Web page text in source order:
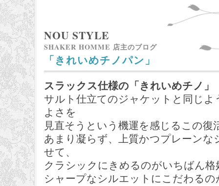
NOU STYLE
SHAKER HOMME 店主のブログ
「きれいめチノパン」
スラックス仕様の「きれいめチノ」
サルト仕立てのジャケットと同じ
よさを
見直そうという機運を感じるこの
あまり凝らず、上質かつプレーン
せて、
クラシックにきめるのがいちばん格
シャープなシルエットにこだわるの